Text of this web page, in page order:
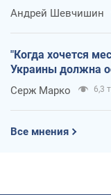
Андрей Шевчишин
"Когда хочется
Украины должна
Серж Марко 6,3
Все мнения